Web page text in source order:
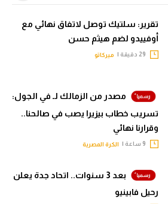
تقرير: سلتيك توصل لاتفاق نهائي مع
أوفييدو لضم هيثم حسن
ميركاتو
مصدر من الزمالك لـ في الجول:
تسريب خطاب بيزيرا يصب في صالحنا..
وقرارنا نهائي
الكرة المصرية
بعد 3 سنوات.. اتحاد جدة يعلن
رحيل فابينيو